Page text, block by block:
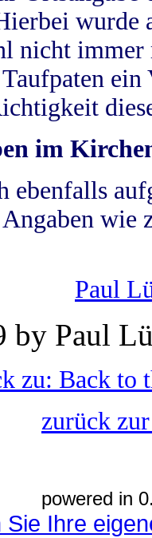
wurde
nicht
im
ebenfalls
wie
Paul
by Paul
zu: Back to
zurück
powered in
Sie Ihre